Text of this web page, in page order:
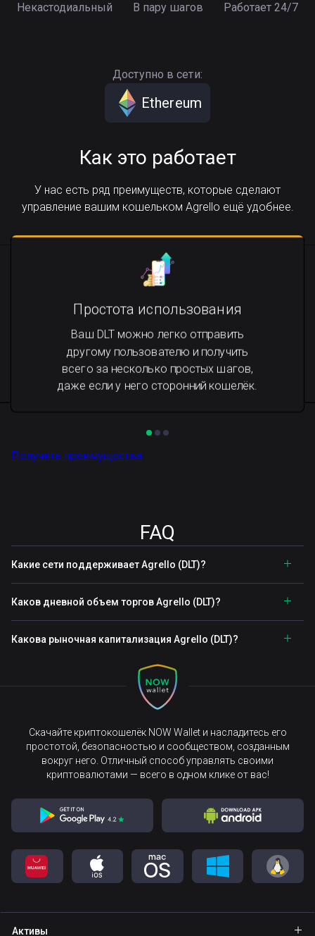
Некастодиальный В пару шагов Работает 24/7
Доступно в сети:
Ethereum
Как это работает
У нас есть ряд преимуществ, которые сделают
управление вашим кошельком Agrello ещё удобнее.
Простота использования
Ваш DLT можно легко отправить
другому пользователю и получить
всего за несколько простых шагов,
даже если у него сторонний кошелёк.
Получить преимущества
FAQ
Какие сети поддерживает Agrello (DLT)?
Каков дневной объем торгов Agrello (DLT)?
Какова рыночная капитализация Agrello (DLT)?
Скачайте криптокошелёк NOW Wallet и насладитесь его
простотой, безопасностью и сообществом, созданным
вокруг него. Отличный способ управлять своими
криптовалютами — всего в одном клике от вас!
Активы